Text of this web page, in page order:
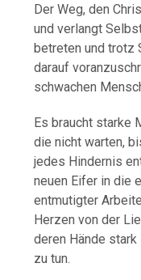
Der Weg, den
und verlangt
betreten und trotz
darauf
schwachen
Es braucht starke
die nicht warten,
jedes Hindernis
neuen Eifer in die
entmutigter
Herzen von der
deren Hände
zu tun.